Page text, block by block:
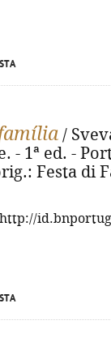
/
- 1ª ed. -
Festa di